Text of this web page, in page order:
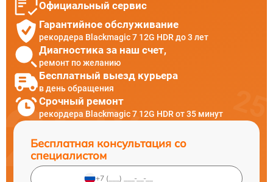
Официальный сервис
Гарантийное обслуживание
рекордера Blackmagic 7 12G HDR до 3 лет
Диагностика за наш счет,
ремонт по желанию
Бесплатный выезд курьера
в день обращения
Срочный ремонт
рекордера Blackmagic 7 12G HDR от 35 минут
Бесплатная консультация со
специалистом